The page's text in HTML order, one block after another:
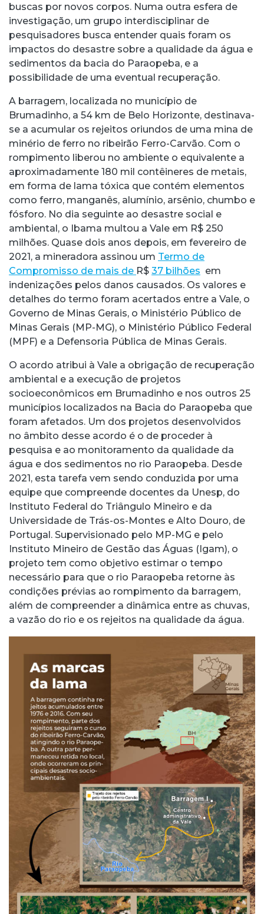
buscas por novos corpos. Numa outra esfera de
investigação, um grupo interdisciplinar de
pesquisadores busca entender quais foram os
impactos do desastre sobre a qualidade da água e
sedimentos da bacia do Paraopeba, e a
possibilidade de uma eventual recuperação.
A barragem, localizada no município de
Brumadinho, a 54 km de Belo Horizonte, destinava-
se a acumular os rejeitos oriundos de uma mina de
minério de ferro no ribeirão Ferro-Carvão. Com o
rompimento liberou no ambiente o equivalente a
aproximadamente 180 mil contêineres de metais,
em forma de lama tóxica que contém elementos
como ferro, manganês, alumínio, arsênio, chumbo e
fósforo. No dia seguinte ao desastre social e
ambiental, o Ibama multou a Vale em R$ 250
milhões. Quase dois anos depois, em fevereiro de
2021, a mineradora assinou um Termo de
Compromisso de mais de R$ 37 bilhões em
indenizações pelos danos causados. Os valores e
detalhes do termo foram acertados entre a Vale, o
Governo de Minas Gerais, o Ministério Público de
Minas Gerais (MP-MG), o Ministério Público Federal
(MPF) e a Defensoria Pública de Minas Gerais.
O acordo atribui à Vale a obrigação de recuperação
ambiental e a execução de projetos
socioeconômicos em Brumadinho e nos outros 25
municípios localizados na Bacia do Paraopeba que
foram afetados. Um dos projetos desenvolvidos
no âmbito desse acordo é o de proceder à
pesquisa e ao monitoramento da qualidade da
água e dos sedimentos no rio Paraopeba. Desde
2021, esta tarefa vem sendo conduzida por uma
equipe que compreende docentes da Unesp, do
Instituto Federal do Triângulo Mineiro e da
Universidade de Trás-os-Montes e Alto Douro, de
Portugal. Supervisionado pelo MP-MG e pelo
Instituto Mineiro de Gestão das Águas (Igam), o
projeto tem como objetivo estimar o tempo
necessário para que o rio Paraopeba retorne às
condições prévias ao rompimento da barragem,
além de compreender a dinâmica entre as chuvas,
a vazão do rio e os rejeitos na qualidade da água.